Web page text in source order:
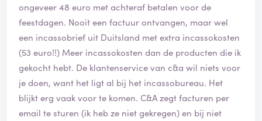
ongeveer 48 euro met achteraf betalen voor de
feestdagen. Nooit een factuur ontvangen, maar wel
een incassobrief uit Duitsland met extra incassokosten
(53 euro!!) Meer incassokosten dan de producten die ik
gekocht hebt. De klantenservice van c&a wil niets voor
je doen, want het ligt al bij het incassobureau. Het
blijkt erg vaak voor te komen. C&A zegt facturen per
email te sturen (ik heb ze niet gekregen) en bij niet